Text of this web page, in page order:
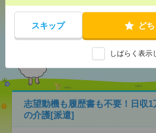
スキップ ど
しばらく表示
あなたの閲覧履歴から
おすすめ
志望動機も履歴書も不要！日収
の介護[派遣]